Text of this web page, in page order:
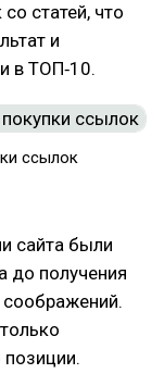
статей, что
и
в ТОП‑10.
ссылок
сайта были
до получения